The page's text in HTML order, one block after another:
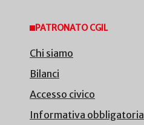
PATRONATO CGIL
Chi siamo
Bilanci
Accesso civico
Informativa obbligatoria